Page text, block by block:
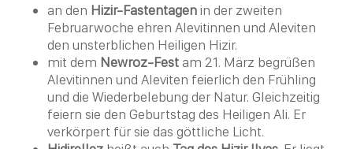
an den Hizir-Fastentagenin der zweiten
Februarwoche ehren Alevitinnen und Aleviten
den unsterblichen Heiligen Hizir.
mit dem Newroz-Fest am 21. März begrüßen
Alevitinnen und Aleviten feierlich den Frühling
und die Wiederbelebung der Natur. Gleichzeitig
feiern sie den Geburtstag des Heiligen Ali. Er
verkörpert für sie das göttliche Licht.